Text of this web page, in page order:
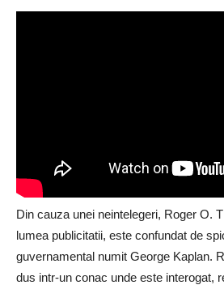
Din cauza unei neintelegeri, Roger O.
lumea publicitatii, este confundat de
guvernamental numit George Kaplan.
dus intr-un conac unde este interogat,